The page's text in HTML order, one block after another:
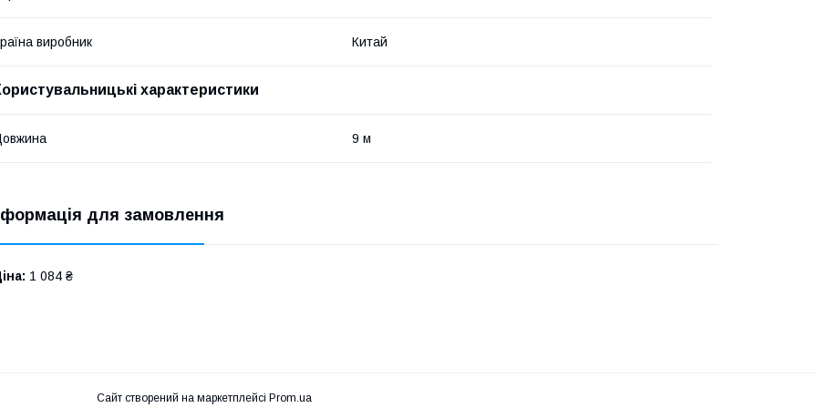
виробник Китай
характеристики
9 м
для замовлення
1 084 ₴
Сайт створений на маркетплейсі Prom.ua